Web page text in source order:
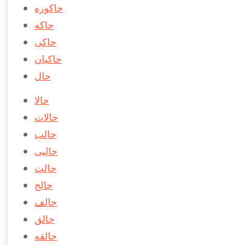
حاكوره
حاكه
حاكی
حاكیان
حال
حالا
حالات
حالب
حالبی
حالت
حالج
حالف
حالق
حالقه